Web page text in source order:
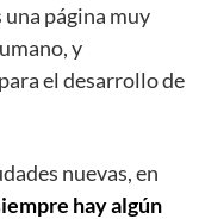
página muy
y
el desarrollo de
nuevas, en
hay algún